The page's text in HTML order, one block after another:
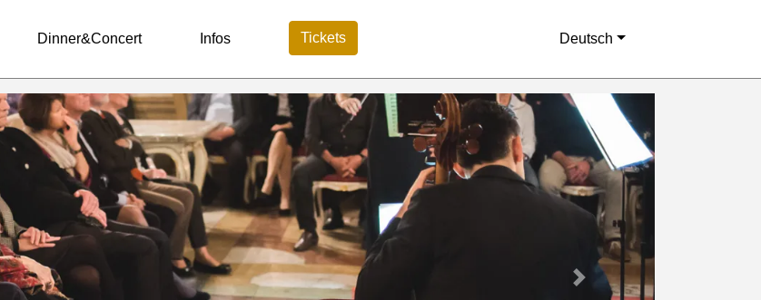
Dinner&Concert Infos Tickets Deutsch
Next